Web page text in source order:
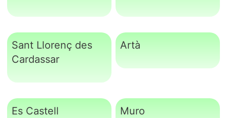
Sant Llorenç des
Cardassar
Artà
Es Castell Muro